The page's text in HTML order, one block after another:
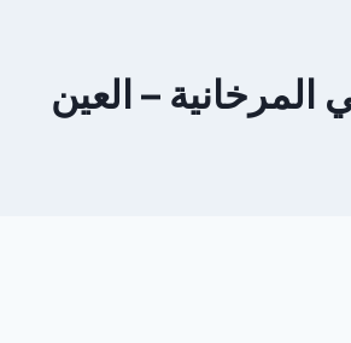
– العين